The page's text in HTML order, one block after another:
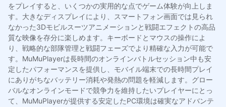
をプレイすると、いくつかの実用的な点でゲーム体験が向上しま
す。大きなディスプレイにより、スマートフォン画面では見られ
なかった3Dモビルスーツアニメーションと戦闘エフェクトの高品
質な映像を存分に楽しめます。キーボードとマウスの操作によ
り、戦略的な部隊管理と戦闘フェーズでより精確な入力が可能で
す。MuMuPlayerは長時間のオンラインバトルセッション中も安
定したパフォーマンスを提供し、モバイル端末での長時間プレイ
にありがちなバッテリー消耗や発熱の問題を軽減します。グロー
バルなオンラインモードで競争力を維持したいプレイヤーにとっ
て、MuMuPlayerが提供する安定したPC環境は確実なアドバンテ